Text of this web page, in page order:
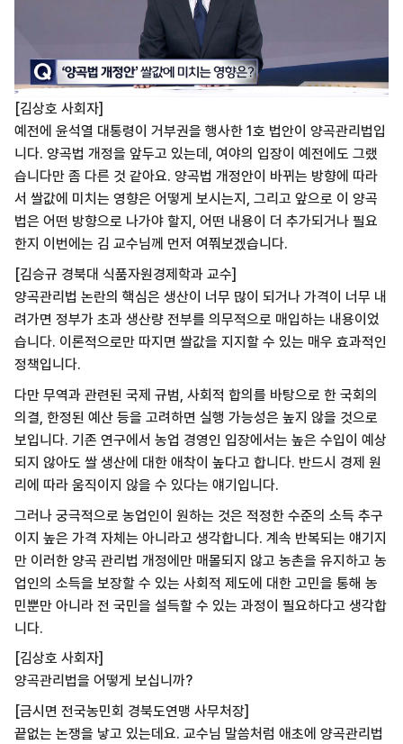
[김상호 사회자]
예전에 윤석열 대통령이 거부권을 행사한 1호 법안이 양곡관리법입
니다. 양곡법 개정을 앞두고 있는데, 여야의 입장이 예전에도 그랬
습니다만 좀 다른 것 같아요. 양곡법 개정안이 바뀌는 방향에 따라
서 쌀값에 미치는 영향은 어떻게 보시는지, 그리고 앞으로 이 양곡
법은 어떤 방향으로 나가야 할지, 어떤 내용이 더 추가되거나 필요
한지 이번에는 김 교수님께 먼저 여쭤보겠습니다.
[김승규 경북대 식품자원경제학과 교수]
양곡관리법 논란의 핵심은 생산이 너무 많이 되거나 가격이 너무 내
려가면 정부가 초과 생산량 전부를 의무적으로 매입하는 내용이었
습니다. 이론적으로만 따지면 쌀값을 지지할 수 있는 매우 효과적인
정책입니다.
다만 무역과 관련된 국제 규범, 사회적 합의를 바탕으로 한 국회의
의결, 한정된 예산 등을 고려하면 실행 가능성은 높지 않을 것으로
보입니다. 기존 연구에서 농업 경영인 입장에서는 높은 수입이 예상
되지 않아도 쌀 생산에 대한 애착이 높다고 합니다. 반드시 경제 원
리에 따라 움직이지 않을 수 있다는 얘기입니다.
그러나 궁극적으로 농업인이 원하는 것은 적정한 수준의 소득 추구
이지 높은 가격 자체는 아니라고 생각합니다. 계속 반복되는 얘기지
만 이러한 양곡 관리법 개정에만 매몰되지 않고 농촌을 유지하고 농
업인의 소득을 보장할 수 있는 사회적 제도에 대한 고민을 통해 농
민뿐만 아니라 전 국민을 설득할 수 있는 과정이 필요하다고 생각합
니다.
[김상호 사회자]
양곡관리법을 어떻게 보십니까?
[금시면 전국농민회 경북도연맹 사무처장]
끝없는 논쟁을 낳고 있는데요. 교수님 말씀처럼 애초에 양곡관리법